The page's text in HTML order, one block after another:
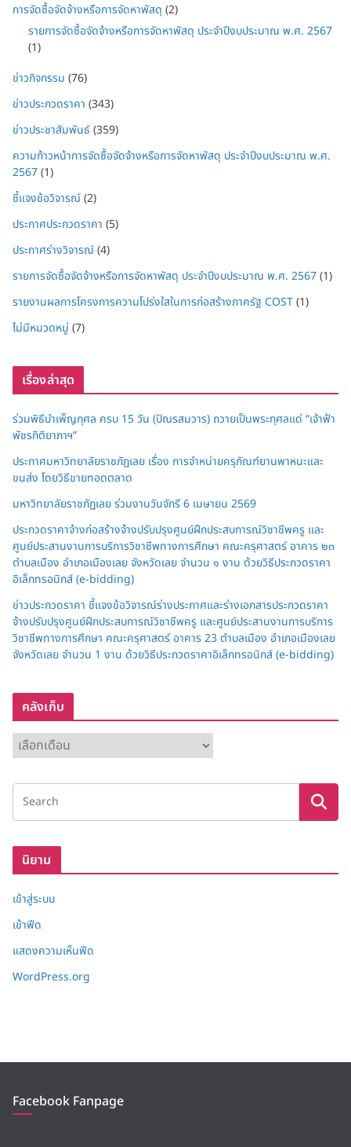
การจัดซื้อจัดจ้างหรือการจัดหาพัสดุ (2)
รายการจัดซื้อจัดจ้างหรือการจัดหาพัสดุ ประจำปีงบประมาณ พ.ศ. 2567
(1)
ข่าวกิจกรรม (76)
ข่าวประกวดราคา (343)
ข่าวประชาสัมพันธ์(359)
ความก้าวหน้าการจัดซื้อจัดจ้างหรือการจัดหาพัสดุ ประจำปีงบประมาณ พ.ศ.
2567(1)
ชี้แจงข้อวิจารณ์(2)
ประกาศประกวดราคา (5)
ประกาศร่างวิจารณ์(4)
รายการจัดซื้อจัดจ้างหรือการจัดหาพัสดุ ประจำปีงบประมาณ พ.ศ. 2567(1)
รายงานผลการโครงการความโปร่งใสในการก่อสร้างภาครัฐ COST(1)
ไม่มีหมวดหมู่ (7)
เรื่องล่าสุด
ร่วมพิธีบำเพ็ญกุศล ครบ 15 วัน (ปัณรสมวาร) ถวายเป็นพระกุศลแด่ “เจ้าฟ้า
พัชรกิติยาภาฯ”
ประกาศมหาวิทยาลัยราชภัฏเลย เรื่อง การจำหน่ายครุภัณฑ์ยานพาหนะและ
ขนส่ง โดยวิธีขายทอดตลาด
มหาวิทยาลัยราชภัฏเลย ร่วมงานวันจักรี 6 เมษายน 2569
ประกวดราคาจ้างก่อสร้างจ้างปรับปรุงศูนย์ฝึกประสบการณ์วิชาชีพครู และ
ศูนย์ประสานงานการบริการวิชาชีพทางการศึกษา คณะครุศาสตร์ อาคาร ๒๓
ตำบลเมือง อำเภอเมืองเลย จังหวัดเลย จำนวน ๑ งาน ด้วยวิธีประกวดราคา
อิเล็กทรอนิกส์ (e-bidding)
ข่าวประกวดราคา ชี้แจงข้อวิจารณ์ร่างประกาศและร่างเอกสารประกวดราคา
จ้างปรับปรุงศูนย์ฝึกประสบการณ์วิชาชีพครู และศูนย์ประสานงานการบริการ
วิชาชีพทางการศึกษา คณะครุศาสตร์ อาคาร 23 ตำบลเมือง อำเภอเมืองเลย
จังหวัดเลย จำนวน 1 งาน ด้วยวิธีประกวดราคาอิเล็กทรอนิกส์ (e-bidding)
คลังเก็บ
ลั
ง
ก็
นิยาม
เข้าสู่ระบบ
เข้าฟีด
แสดงความเห็นฟีด
WordPress.org
Facebook Fanpage